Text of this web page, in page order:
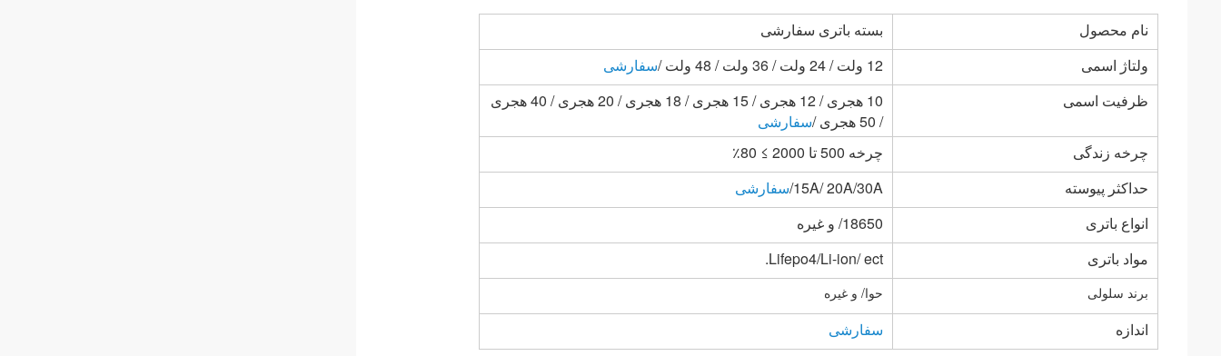
نام محصول
بسته باتری سفارشی
ولتاژ اسمی
12 ولت / 24 ولت / 36 ولت / 48 ولت /
سفارشی
ظرفیت اسمی
10 هجری / 12 هجری / 15 هجری / 18 هجری / 20 هجری / 40 هجری
/ 50 هجری /
سفارشی
چرخه زندگی
چرخه 500 تا 2000 ≥ 80٪
حداکثر پیوسته
15A/ 20A/30A/ سفارشی
انواع باتری
18650/ و غیره
مواد باتری
Lifepo4/Li-ion/ ect.
برند سلولی حوا/ و غیره
اندازه سفارشی